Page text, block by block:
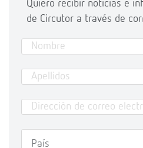
Quiero recibir noticias e
de Circutor a través de